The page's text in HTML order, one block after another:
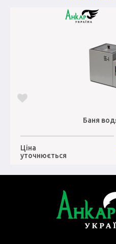
Баня
Ціна
уточнюється